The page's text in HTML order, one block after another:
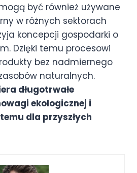
być również używane
w różnych sektorach
koncepcji gospodarki o
Dzięki temu procesowi
bez nadmiernego
naturalnych.
długotrwałe
ekologicznej i
dla przyszłych